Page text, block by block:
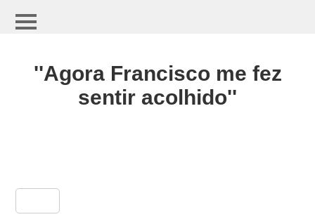
''Agora Francisco me fez
sentir acolhido''